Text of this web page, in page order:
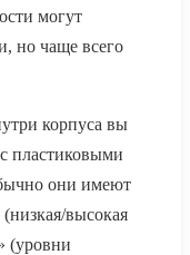
могут
но чаще всего
корпуса вы
пластиковыми
они имеют
высокая
(уровни